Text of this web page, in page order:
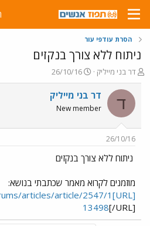
הסרת עודפי עור
ניתוח ללא צורך בנקזים
פ
ו
ת
ח
ה
ו
ש
א
דר בני מייליק
פ
ו
ר
ם
ר
26/10/16
ד דר בני מייליק
New member
26/10/16
ניתוח ללא צורך בנקזים
מוזמנים לקרוא מאמר שכתבתי בנושא:
articles/article/2547/1
13498[/URL]